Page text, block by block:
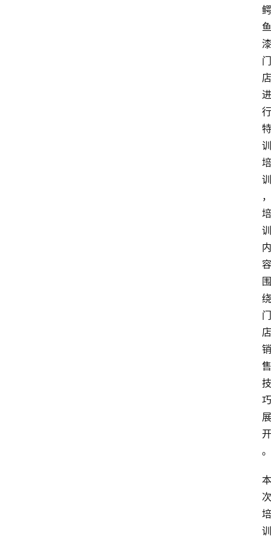
鳄
鱼
漆
门
店
进
行
特
训
培
训
，
培
训
内
容
围
绕
门
店
销
售
技
巧
展
开
。
本
次
培
训